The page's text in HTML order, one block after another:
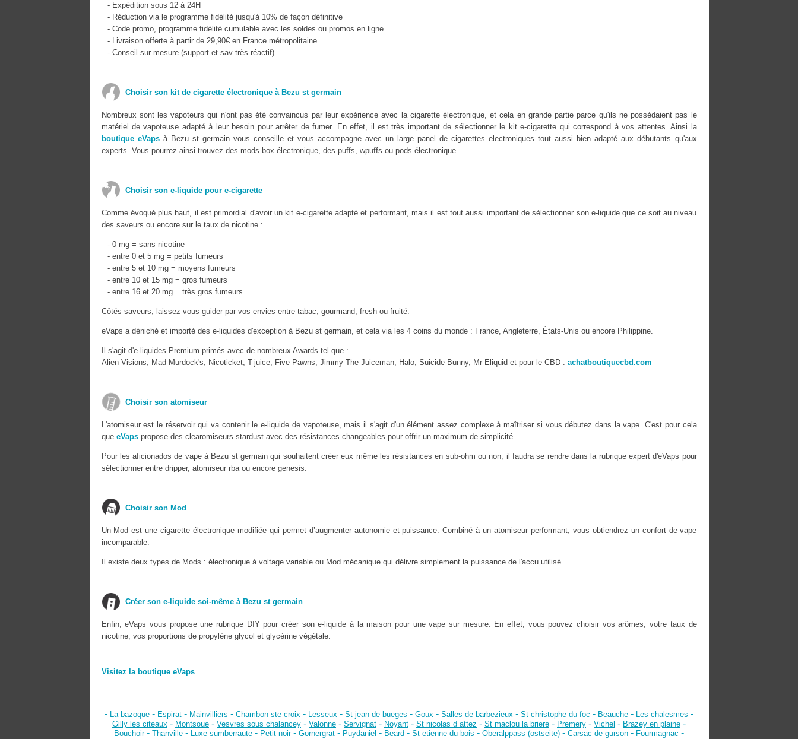
- Expédition sous 12 à 24H
- Réduction via le programme fidélité jusqu'à 10% de façon définitive
- Code promo, programme fidélité cumulable avec les soldes ou promos en ligne
- Livraison offerte à partir de 29,90€ en France métropolitaine
- Conseil sur mesure (support et sav très réactif)
Choisir son kit de cigarette électronique à Bezu st germain
Nombreux sont les vapoteurs qui n'ont pas été convaincus par leur expérience avec la cigarette électronique, et cela en grande partie parce qu'ils ne possédaient pas le
matériel de vapoteuse adapté à leur besoin pour arrêter de fumer. En effet, il est très important de sélectionner le kit e-cigarette qui correspond à vos attentes. Ainsi la
boutique eVapsà Bezu st germain vous conseille et vous accompagne avec un large panel de cigarettes electroniques tout aussi bien adapté aux débutants qu'aux
experts. Vous pourrez ainsi trouvez des mods box électronique, des puffs, wpuffs ou pods électronique.
Choisir son e-liquide pour e-cigarette
Comme évoqué plus haut, il est primordial d'avoir un kit e-cigarette adapté et performant, mais il est tout aussi important de sélectionner son e-liquide que ce soit au niveau
des saveurs ou encore sur le taux de nicotine :
- 0 mg = sans nicotine
- entre 0 et 5 mg = petits fumeurs
- entre 5 et 10 mg = moyens fumeurs
- entre 10 et 15 mg = gros fumeurs
- entre 16 et 20 mg = très gros fumeurs
Côtés saveurs, laissez vous guider par vos envies entre tabac, gourmand, fresh ou fruité.
eVaps a déniché et importé des e-liquides d'exception à Bezu st germain, et cela via les 4 coins du monde : France, Angleterre, États-Unis ou encore Philippine.
Il s'agit d'e-liquides Premium primés avec de nombreux Awards tel que :
Alien Visions, Mad Murdock's, Nicoticket, T-juice, Five Pawns, Jimmy The Juiceman, Halo, Suicide Bunny, Mr Eliquid et pour le CBD : achatboutiquecbd.com
Choisir son atomiseur
L'atomiseur est le réservoir qui va contenir le e-liquide de vapoteuse, mais il s'agit d'un élément assez complexe à maîtriser si vous débutez dans la vape. C'est pour cela
que eVapspropose des clearomiseurs stardust avec des résistances changeables pour offrir un maximum de simplicité.
Pour les aficionados de vape à Bezu st germain qui souhaitent créer eux même les résistances en sub-ohm ou non, il faudra se rendre dans la rubrique expert d'eVaps pour
sélectionner entre dripper, atomiseur rba ou encore genesis.
Choisir son Mod
Un Mod est une cigarette électronique modifiée qui permet d’augmenter autonomie et puissance. Combiné à un atomiseur performant, vous obtiendrez un confort de vape
incomparable.
Il existe deux types de Mods : électronique à voltage variable ou Mod mécanique qui délivre simplement la puissance de l'accu utilisé.
Créer son e-liquide soi-même à Bezu st germain
Enfin, eVaps vous propose une rubrique DIY pour créer son e-liquide à la maison pour une vape sur mesure. En effet, vous pouvez choisir vos arômes, votre taux de
nicotine, vos proportions de propylène glycol et glycérine végétale.
Visitez la boutique eVaps
- La bazoque - Espirat - Mainvilliers - Chambon ste croix - Lesseux - St jean de bueges - Goux - Salles de barbezieux - St christophe du foc - Beauche - Les chalesmes -
Gilly les citeaux - Montsoue - Vesvres sous chalancey - Valonne - Servignat - Noyant - St nicolas d attez - St maclou la briere - Premery - Vichel - Brazey en plaine -
Bouchoir- Thanville - Luxe sumberraute - Petit noir- Gornergrat - Puydaniel - Beard - St etienne du bois - Oberalppass (ostseite) - Carsac de gurson - Fourmagnac -